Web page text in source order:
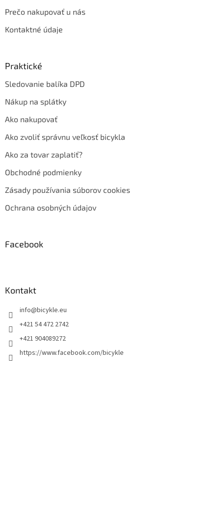
Prečo nakupovať u nás
Kontaktné údaje
Praktické
Sledovanie balíka DPD
Nákup na splátky
Ako nakupovať
Ako zvoliť správnu veľkosť bicykla
Ako za tovar zaplatiť?
Obchodné podmienky
Zásady používania súborov cookies
Ochrana osobných údajov
Facebook
Kontakt
info@bicykle.eu
+421 54 472 2742
+421 904089272
https://www.facebook.com/bicykle